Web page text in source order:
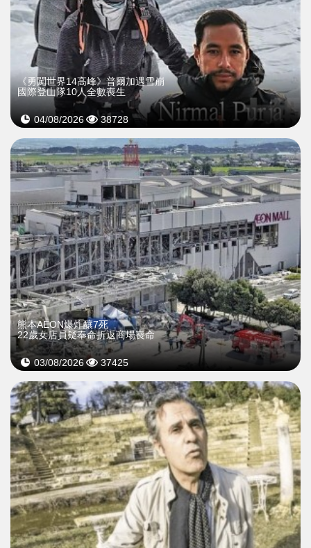
《勇闖世界14高峰》普爾加遇雪崩
國際登山隊10人全數喪生
04/08/2026 38728
熊本AEON爆炸釀7死
22歲女店員疑奉命折返商場喪命
03/08/2026 37425